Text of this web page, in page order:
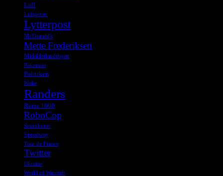
Lidl
Luftgevær
Lytterpost
McDonald's
Mette Frederiksen
Midalderlandsbyen
Pokemon
Politiken
Påske
Randers
Rema 1000
RoboCop
Sexrobotter
Speedway
Tour de France
Twitter
Ukraine
World of Warcraft